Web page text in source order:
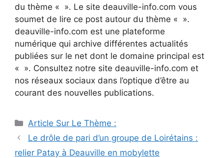
du thème « ». Le site deauville-info.com vous
soumet de lire ce post autour du thème « ».
deauville-info.com est une plateforme
numérique qui archive différentes actualités
publiées sur le net dont le domaine principal est
« ». Consultez notre site deauville-info.com et
nos réseaux sociaux dans l’optique d’être au
courant des nouvelles publications.
Catégories
Article Sur Le Thème :
Navigation
des
Le drôle de pari d’un groupe de Loirétains :
relier Patay à Deauville en mobylette